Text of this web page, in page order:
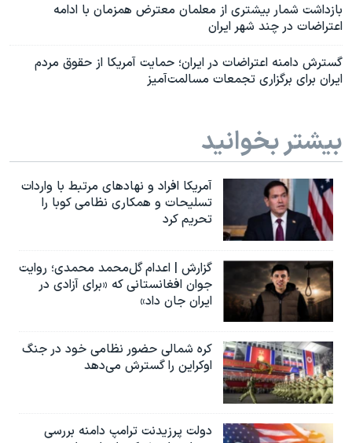
بازداشت شمار بیشتری از معلمان معترض همزمان با ادامه
اعتراضات در چند شهر ایران
گسترش دامنه اعتراضات در ایران؛ حمایت آمریکا از حقوق مردم
ایران برای برگزاری تجمعات مسالمت‌آمیز
بیشتر بخوانید
آمریکا افراد و نهادهای مرتبط با واردات
تسلیحات و همکاری نظامی کوبا را
تحریم کرد
گزارش | اعدام گل‌محمد محمدی؛ روایت
جوان افغانستانی که «برای آزادی در
ایران جان داد»
کره شمالی حضور نظامی خود در جنگ
اوکراین را گسترش می‌دهد
دولت پرزیدنت ترامپ دامنه بررسی